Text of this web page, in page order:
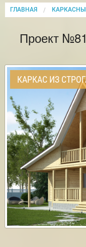
ГЛАВНАЯ
Проект
КАРКАС ИЗ